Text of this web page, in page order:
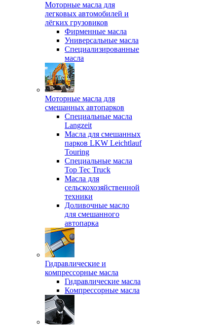
Моторные масла для
легковых автомобилей и
лёгких грузовиков
Фирменные масла
Универсальные масла
Специализированные
масла
Моторные масла для
смешанных автопарков
Специальные масла
Langzeit
Масла для смешанных
парков LKW Leichtlauf
Touring
Специальные масла
Top Tec Truck
Масла для
сельскохозяйственной
техники
Доливочные масло
для смешанного
автопарка
Гидравлические и
компрессорные масла
Гидравлические масла
Компрессорные масла